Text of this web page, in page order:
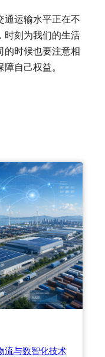
通运输水平正在不
时刻为我们的生活
的时候也要注意相
自己权益。
流与数智化技术